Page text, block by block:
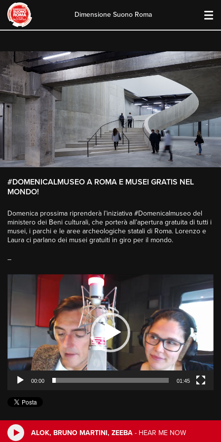
ALOK, BRUNO MARTINI, ZEEBA - HEAR ME NOW
content
Dimensione Suono Roma
#DOMENICALMUSEO A ROMA E MUSEI GRATIS NEL
MONDO!
Domenica prossima riprenderà l’iniziativa #Domenicalmuseo del
ministero dei Beni culturali, che porterà all’apertura gratuita di tutti i
musei, i parchi e le aree archeologiche statali di Roma. Lorenzo e
Laura ci parlano dei musei gratuiti in giro per il mondo.
–
00:00 01:45